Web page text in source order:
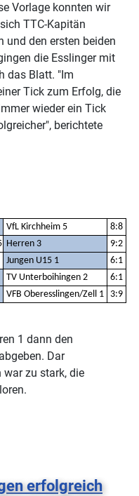
Vorlage konnten wir
TTC-Kapitän
und den ersten beiden
die Esslinger mit
das Blatt. "Im
Tick zum Erfolg, die
wieder ein Tick
berichtete
VfL Kirchheim 5
8:8
Herren 3
9:2
Jungen U15 1
6:1
TV Unterboihingen 2
6:1
VFB Oberesslingen/Zell 1 3:9
1 dann den
Dar
war zu stark, die
erfolgreich